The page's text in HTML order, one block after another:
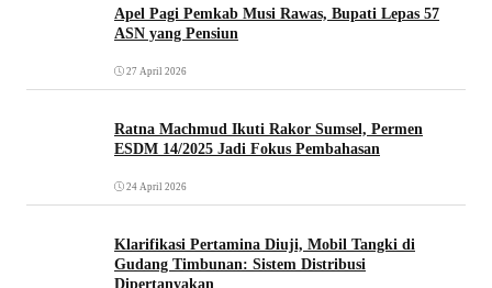
Apel Pagi Pemkab Musi Rawas, Bupati Lepas 57
ASN yang Pensiun
27 April 2026
Ratna Machmud Ikuti Rakor Sumsel, Permen
ESDM 14/2025 Jadi Fokus Pembahasan
24 April 2026
Klarifikasi Pertamina Diuji, Mobil Tangki di
Gudang Timbunan: Sistem Distribusi
Dipertanyakan